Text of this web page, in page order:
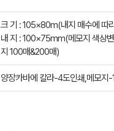
크 기 : 105×80m(내지 매수에 따
내 지 : 100×​75mm(메모지 색상
지 100매&200매)
양장카바에 칼라-4도인쇄,메모지-